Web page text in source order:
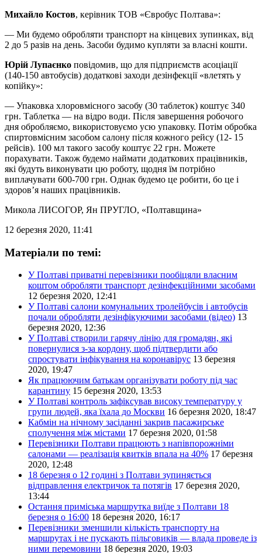
Михайло Костов, керівник ТОВ «Євробус Полтава»:
— Ми будемо обробляти транспорт на кінцевих зупинках, від
2 до 5 разів на день. Засоби будимо купляти за власні кошти.
Юрій Лупаєнко повідомив, що для підприємств асоціації
(140-150 автобусів) додаткові заходи дезінфекції «влетять у
копійку»:
— Упаковка хлоровмісного засобу (30 таблеток) коштує 340
грн. Таблетка — на відро води. Після завершення робочого
дня обробляємо, використовуємо усю упаковку. Потім обробка
спиртовмісним засобом салону після кожного рейсу (12- 15
рейсів). 100 мл такого засобу коштує 22 грн. Можете
порахувати. Також будемо наймати додаткових працівників,
які будуть виконувати цю роботу, щодня їм потрібно
виплачувати 600-700 грн. Однак будемо це робити, бо це і
здоров’я наших працівників.
Микола ЛИСОГОР, Ян ПРУГЛО, «Полтавщина»
12 березня 2020, 11:41
Матеріали по темі:
У Полтаві приватні перевізники пообіцяли власним
коштом обробляти транспорт дезінфекційними засобами
12 березня 2020, 12:41
У Полтаві салони комунальних тролейбусів і автобусів
почали обробляти дезінфікуючими засобами (відео) 13
березня 2020, 12:36
У Полтаві створили гарячу лінію для громадян, які
повернулися з-за кордону, щоб підтвердити або
спростувати інфікування на коронавірус 13 березня
2020, 19:47
Як працюючим батькам організувати роботу під час
карантину 15 березня 2020, 13:53
У Полтаві контроль зафіксував високу температуру у
групи людей, яка їхала до Москви 16 березня 2020, 18:47
Кабмін на нічному засіданні закрив пасажирське
сполучення між містами 17 березня 2020, 01:58
Перевізники Полтави працюють з напівпорожніми
салонами — реалізація квитків впала на 40% 17 березня
2020, 12:48
18 березня о 12 годині з Полтави зупиняється
відправлення електричок та потягів 17 березня 2020,
13:44
Остання приміська маршрутка виїде з Полтави 18
березня о 16:00 18 березня 2020, 16:17
Перевізники зменшили кількість транспорту на
маршрутах і не пускають пільговиків — влада проведе із
ними перемовини 18 березня 2020, 19:03